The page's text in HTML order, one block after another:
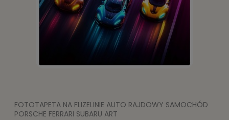
FOTOTAPETA NA FLIZELINIE AUTO RAJDOWY SAMOCHÓD
PORSCHE FERRARI SUBARU ART